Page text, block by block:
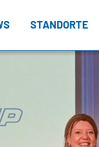
STANDORTFINDER
STANDORTE
Dänemark
Deutschland
Österreich